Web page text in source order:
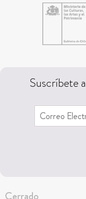
Suscríbete
Cerrado